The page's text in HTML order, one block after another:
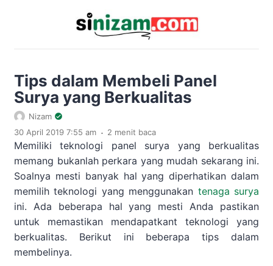
Tips dalam Membeli Panel
Surya yang Berkualitas
Nizam
30 April 2019 7:55 am . 2 menit baca
Memiliki teknologi panel surya yang berkualitas
memang bukanlah perkara yang mudah sekarang ini.
Soalnya mesti banyak hal yang diperhatikan dalam
memilih teknologi yang menggunakan tenaga surya
ini. Ada beberapa hal yang mesti Anda pastikan
untuk memastikan mendapatkant teknologi yang
berkualitas. Berikut ini beberapa tips dalam
membelinya.